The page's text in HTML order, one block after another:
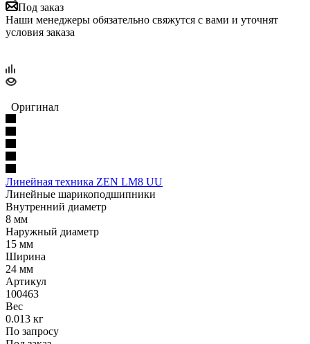
Под заказ
Наши менеджеры обязательно свяжутся с вами и уточнят
условия заказа
Оригинал
Линейная техника ZEN LM8 UU
Линейные шарикоподшипники
Внутренний диаметр
8 мм
Наружный диаметр
15 мм
Ширина
24 мм
Артикул
100463
Вес
0.013 кг
По запросу